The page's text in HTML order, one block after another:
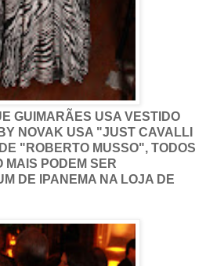
GUIMARÃES USA VESTIDO
NOVAK USA "JUST CAVALLI
"ROBERTO MUSSO", TODOS
MAIS PODEM SER
DE IPANEMA NA LOJA DE